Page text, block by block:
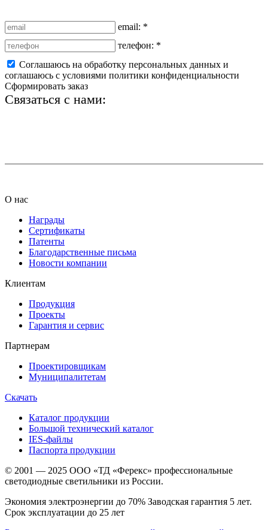
email: *
телефон: *
Соглашаюсь на обработку персональных данных и
соглашаюсь с условиями политики конфиденциальности
Сформировать заказ
Связаться с нами:
О нас
Награды
Сертификаты
Патенты
Благодарственные письма
Новости компании
Клиентам
Продукция
Проекты
Гарантия и сервис
Партнерам
Проектировщикам
Муниципалитетам
Скачать
Каталог продукции
Большой технический каталог
IES-файлы
Паспорта продукции
© 2001 — 2025 ООО «ТД «Ферекс» профессиональные
светодиодные светильники из России.
Экономия электроэнергии до 70% Заводская гарантия 5 лет.
Срок эксплуатации до 25 лет